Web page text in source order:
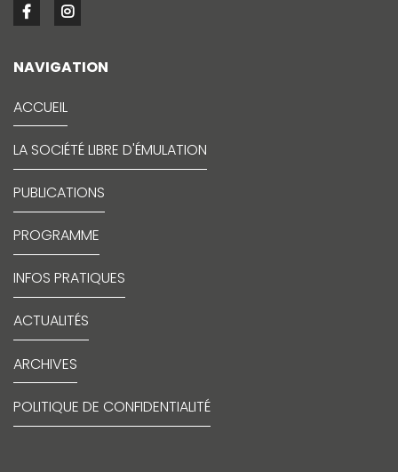
NAVIGATION
ACCUEIL
LA SOCIÉTÉ LIBRE D'ÉMULATION
PUBLICATIONS
PROGRAMME
INFOS PRATIQUES
ACTUALITÉS
ARCHIVES
POLITIQUE DE CONFIDENTIALITÉ